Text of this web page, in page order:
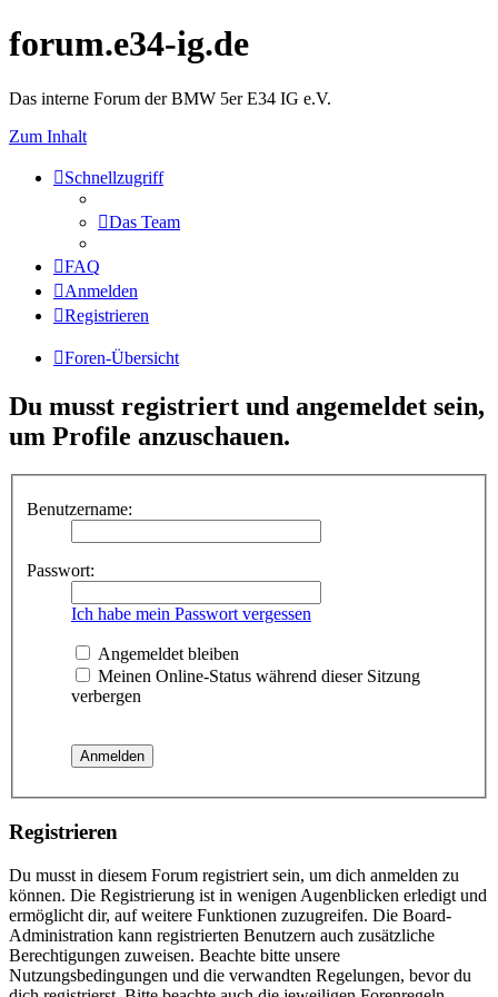
forum.e34-ig.de
Das interne Forum der BMW 5er E34 IG e.V.
Zum Inhalt
Schnellzugriff
Das Team
FAQ
Anmelden
Registrieren
Foren-Übersicht
Du musst registriert und angemeldet sein,
um Profile anzuschauen.
Benutzername:
Passwort:
Ich habe mein Passwort vergessen
Angemeldet bleiben
Meinen Online-Status während dieser Sitzung
verbergen
Registrieren
Du musst in diesem Forum registriert sein, um dich anmelden zu
können. Die Registrierung ist in wenigen Augenblicken erledigt und
ermöglicht dir, auf weitere Funktionen zuzugreifen. Die Board-
Administration kann registrierten Benutzern auch zusätzliche
Berechtigungen zuweisen. Beachte bitte unsere
Nutzungsbedingungen und die verwandten Regelungen, bevor du